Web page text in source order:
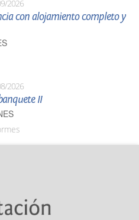
2026
con alojamiento completo y
2026
II